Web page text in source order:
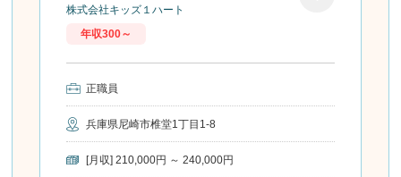
株式会社キッズ１ハート
年収300～
正職員
兵庫県尼崎市椎堂1丁目1-8
[月収] 210,000円 ～ 240,000円